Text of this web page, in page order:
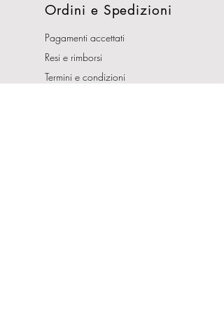
Ordini e Spedizioni
Pagamenti accettati
Resi e rimborsi
Termini e condizioni